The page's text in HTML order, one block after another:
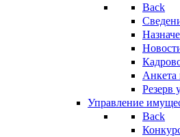
Back
Анкета
Резерв
Управление
Back